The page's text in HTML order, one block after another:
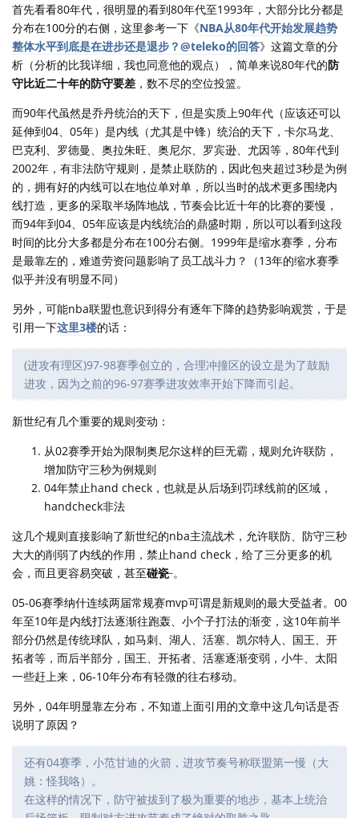
首先看看80年代，很明显的看到80年代至1993年，大部分比分都是
分布在100分的右侧，这里参考一下《NBA从80年代开始发展趋势
整体水平到底是在进步还是退步？@teleko的回答》这篇文章的分
析（分析的比我详细，我也同意他的观点），简单来说80年代的防
守比近二十年的防守要差 ，数不尽的空位投篮。
而90年代虽然是乔丹统治的天下，但是实质上90年代（应该还可以
延伸到04、05年）是内线（尤其是中锋）统治的天下，卡尔马龙、
巴克利、罗德曼、奥拉朱旺、奥尼尔、罗宾逊、尤因等，80年代到
2002年，有非法防守规则，是禁止联防的，因此包夹超过3秒是为例
的，拥有好的内线可以在地位单对单，所以当时的战术更多围绕内
线打造，更多的采取半场阵地战，节奏会比近十年的比赛的要慢，
而94年到04、05年应该是内线统治的鼎盛时期，所以可以看到这段
时间的比分大多都是分布在100分右侧。1999年是缩水赛季，分布
是最靠左的，难道劳资问题影响了员工战斗力？（13年的缩水赛季
似乎并没有明显不同）
另外，可能nba联盟也意识到得分有逐年下降的趋势影响观赏，于是
引用一下这里3楼的话：
(进攻有理区)97-98赛季创立的，合理冲撞区的设立是为了鼓励
进攻，因为之前的96-97赛季进攻效率开始下降而引起。
新世纪有几个重要的规则变动：
从02赛季开始为限制奥尼尔这样的巨无霸，规则允许联防，
增加防守三秒为例规则
04年禁止hand check，也就是从后场到罚球线前的区域，
handcheck非法
这几个规则直接影响了新世纪的nba主流战术，允许联防、防守三秒
大大的削弱了内线的作用，禁止hand check，给了三分更多的机
会，而且更容易突破，甚至碰瓷 。
05-06赛季纳什连续两届常规赛mvp可谓是新规则的最大受益者。00
年至10年是内线打法逐渐往跑轰、小个子打法的渐变，这10年前半
部分仍然是传统球队，如马刺、湖人、活塞、凯尔特人、国王、开
拓者等，而后半部分，国王、开拓者、活塞逐渐变弱，小牛、太阳
一些赶上来，06-10年分布有轻微的往右移动。
另外，04年明显靠左分布，不知道上面引用的文章中这几句话是否
说明了原因？
还有04赛季，小范甘迪的火箭，进攻节奏号称联盟第一慢（大
姚：怪我咯）。
在这样的情况下，防守被拔到了极为重要的地步，基本上统治